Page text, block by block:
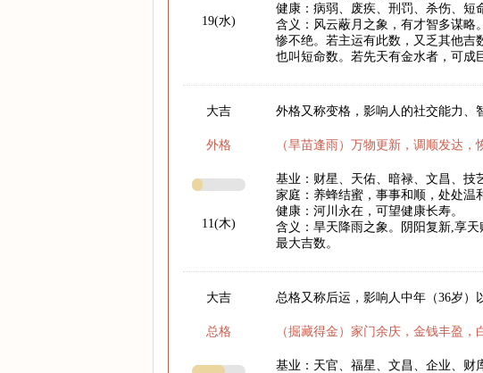
19(水)
健康：病弱、废疾、刑罚、杀伤、短
含义：风云蔽月之象，有才智多谋略
惨不绝。若主运有此数，又乏其他吉
也叫短命数。若先天有金水者，可成
大吉
外格
11(木)
外格又称变格，影响人的社交能力、
（旱苗逢雨）万物更新，调顺发达，
基业：财星、天佑、暗禄、文昌、技
家庭：养蜂结蜜，事事和顺，处处温
健康：河川永在，可望健康长寿。
含义：旱天降雨之象。阴阳复新,享
最大吉数。
大吉
总格
总格又称后运，影响人中年（36岁）
（掘藏得金）家门余庆，金钱丰盈，
基业：天官、福星、文昌、企业、财